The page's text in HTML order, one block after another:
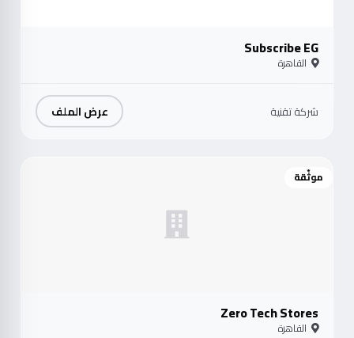
Subscribe EG
القاهرة
شركة تقنية عرض الملف
موثّقة
Zero Tech Stores
القاهرة